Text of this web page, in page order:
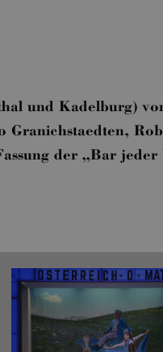
und Kadelburg)
der „Bar